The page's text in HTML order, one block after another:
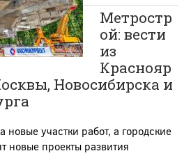
Метростр
ой: вести
из
Краснояр
Новосибирска и
новые участки работ, а городские
новые проекты развития